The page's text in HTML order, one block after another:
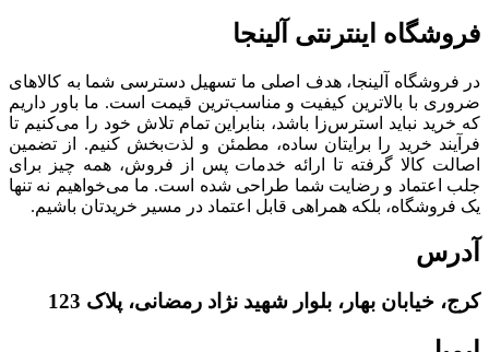
فروشگاه‌ اینترنتی‌ آلینجا
در فروشگاه آلینجا، هدف اصلی ما تسهیل دسترسی شما به کالاهای
ضروری با بالاترین کیفیت و مناسب‌ترین قیمت است. ما باور داریم
که خرید نباید استرس‌زا باشد، بنابراین تمام تلاش خود را می‌کنیم تا
فرآیند خرید را برایتان ساده، مطمئن و لذت‌بخش کنیم. از تضمین
اصالت کالا گرفته تا ارائه خدمات پس از فروش، همه چیز برای
جلب اعتماد و رضایت شما طراحی شده است. ما می‌خواهیم نه تنها
یک فروشگاه، بلکه همراهی قابل اعتماد در مسیر خریدتان باشیم.
آدرس
کرج، خیابان بهار، بلوار شهید نژاد رمضانی، پلاک 123